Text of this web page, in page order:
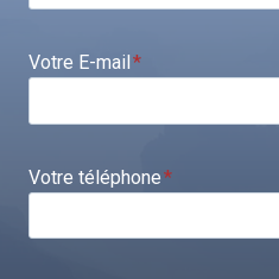
Votre E-mail*
Votre téléphone*